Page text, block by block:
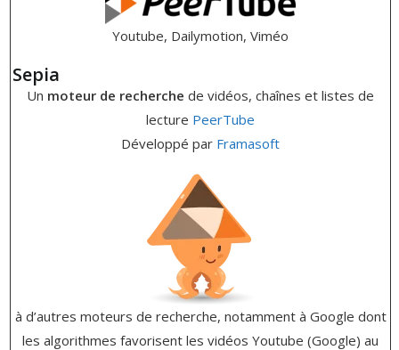
Youtube, Dailymotion, Viméo
Sepia
Un moteur de recherche de vidéos, chaînes et listes de
lecture PeerTube
Développé par Framasoft
à d’autres moteurs de recherche, notamment à Google dont
les algorithmes favorisent les vidéos Youtube (Google) au